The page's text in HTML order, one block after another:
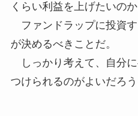
くらい利益を上げたいのか
ファンドラップに投資
が決めるべきことだ。
しっかり考えて、自分
つけられるのがよいだろう